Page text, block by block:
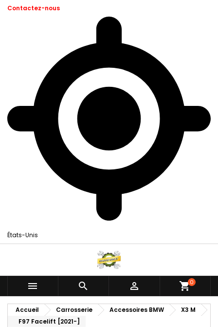
Contactez-nous
États-Unis
   shopping_cart0
Accueil Carrosserie Accessoires BMW
X3 M
F97 Facelift [2021-]